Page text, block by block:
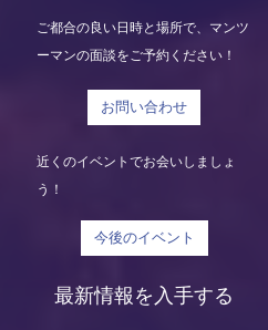
ご都合の良い日時と場所で、マンツ
ーマンの面談をご予約ください！
お問い合わせ
近くのイベントでお会いしましょ
う！
今後のイベント
最新情報を入手する